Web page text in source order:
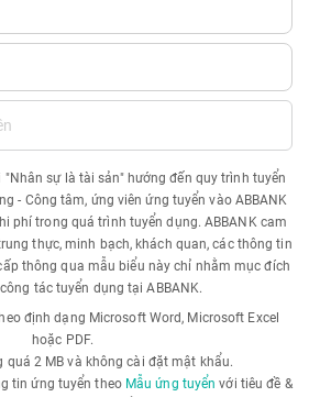
sự là tài sản" hướng đến quy trình tuyển
- Công tâm, ứng viên ứng tuyển vào ABBANK
phí trong quá trình tuyển dụng. ABBANK cam
thực, minh bạch, khách quan, các thông tin
thông qua mẫu biểu này chỉ nhằm mục đích
tác tuyển dụng tại ABBANK.
định dạng Microsoft Word, Microsoft Excel
hoặc PDF.
quá 2 MB và không cài đặt mật khẩu.
tin ứng tuyển theo Mẫu ứng tuyển với tiêu đề &